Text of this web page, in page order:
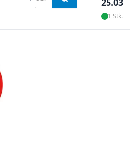
25.03
1 Stk.